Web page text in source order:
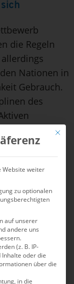
die Regeln
Nationen in
Gebrauch.
des
Starter*innen
in der
der Fokus
und eine
und
muss,
ist das
selbst bei
für die
diese
Mit
Website weiter
zu optionalen
auf unserer
andere uns
(z. B. IP-
oder die
über die
in die